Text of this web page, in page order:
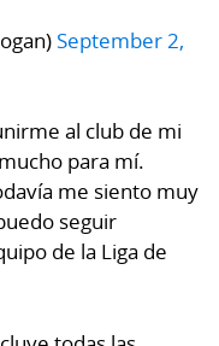
September 2,
al club de mi
para mí.
me siento muy
seguir
de la Liga de